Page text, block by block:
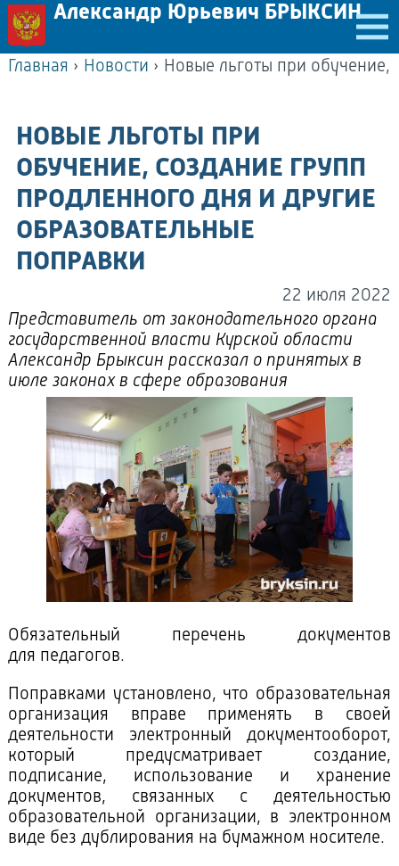
Александр Юрьевич БРЫКСИН
Главная › Новости ›
НОВЫЕ ЛЬГОТЫ ПРИ
ОБУЧЕНИЕ, СОЗДАНИЕ ГРУПП
ПРОДЛЕННОГО ДНЯ И ДРУГИЕ
ОБРАЗОВАТЕЛЬНЫЕ
ПОПРАВКИ
22 июля 2022
Представитель от законодательного органа
государственной власти Курской области
Александр Брыксин рассказал о принятых в
июле законах в сфере образования
Обязательный перечень документов
для педагогов.
Поправками установлено, что образовательная
организация вправе применять в своей
деятельности электронный документооборот,
который предусматривает создание,
подписание, использование и хранение
документов, связанных с деятельностью
образовательной организации, в электронном
виде без дублирования на бумажном носителе.